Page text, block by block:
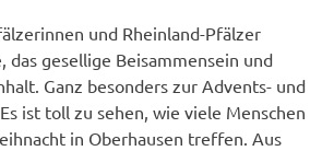
und Rheinland-Pfälzer
das gesellige Beisammensein und
Ganz besonders zur Advents- und
ist toll zu sehen, wie viele Menschen
in Oberhausen treffen. Aus